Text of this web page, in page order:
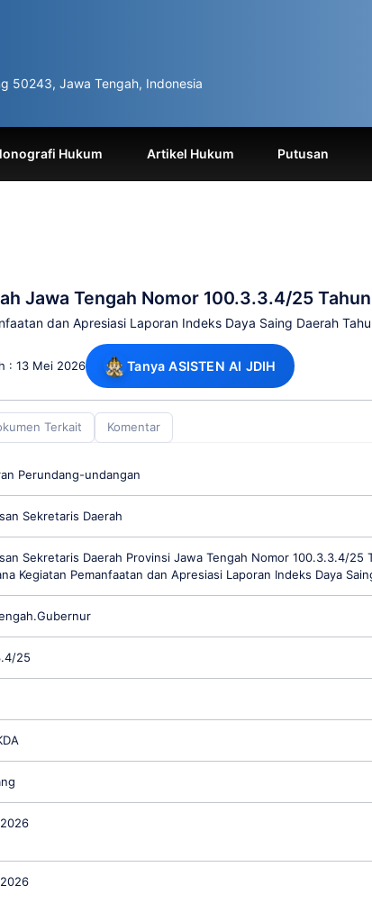
50243, Jawa Tengah, Indonesia
Hukum Artikel Hukum Putusan
Jawa Tengah Nomor 100.3.3.4/25
dan Apresiasi Laporan Indeks Daya Saing Daerah
: 13 Mei 2026 Tanya ASISTEN AI JDIH
Terkait Komentar
Perundang-undangan
Sekretaris Daerah
Sekretaris Daerah Provinsi Jawa Tengah Nomor 100.3.3.4/25
Kegiatan Pemanfaatan dan Apresiasi Laporan Indeks Daya
25